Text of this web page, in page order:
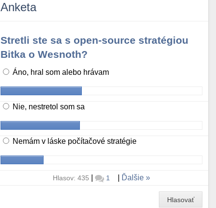
Anketa
Stretli ste sa s open-source stratégiou
Bitka o Wesnoth?
Áno, hral som alebo hrávam
Nie, nestretol som sa
Nemám v láske počítačové stratégie
Hlasov: 435 | 1 Ďalšie
Hlasovať